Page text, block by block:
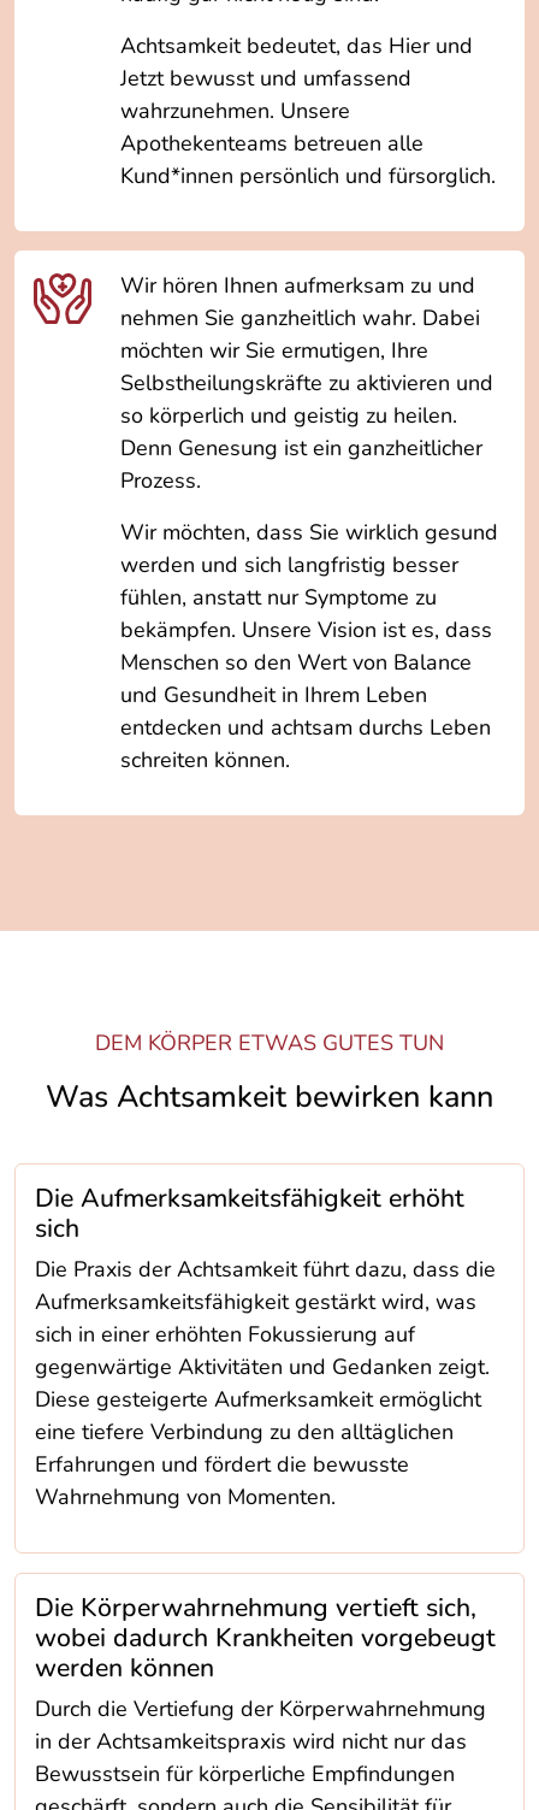
Achtsamkeit bedeutet, das Hier und
Jetzt bewusst und umfassend
wahrzunehmen. Unsere
Apothekenteams betreuen alle
Kund*innen persönlich und fürsorglich.
Wir hören Ihnen aufmerksam zu und
nehmen Sie ganzheitlich wahr. Dabei
möchten wir Sie ermutigen, Ihre
Selbstheilungskräfte zu aktivieren und
so körperlich und geistig zu heilen.
Denn Genesung ist ein ganzheitlicher
Prozess.
Wir möchten, dass Sie wirklich gesund
werden und sich langfristig besser
fühlen, anstatt nur Symptome zu
bekämpfen. Unsere Vision ist es, dass
Menschen so den Wert von Balance
und Gesundheit in Ihrem Leben
entdecken und achtsam durchs Leben
schreiten können.
DEM KÖRPER ETWAS GUTES TUN
Was Achtsamkeit bewirken kann
Die Aufmerksamkeitsfähigkeit erhöht
sich
Die Praxis der Achtsamkeit führt dazu, dass die
Aufmerksamkeitsfähigkeit gestärkt wird, was
sich in einer erhöhten Fokussierung auf
gegenwärtige Aktivitäten und Gedanken zeigt.
Diese gesteigerte Aufmerksamkeit ermöglicht
eine tiefere Verbindung zu den alltäglichen
Erfahrungen und fördert die bewusste
Wahrnehmung von Momenten.
Die Körperwahrnehmung vertieft sich,
wobei dadurch Krankheiten vorgebeugt
werden können
Durch die Vertiefung der Körperwahrnehmung
in der Achtsamkeitspraxis wird nicht nur das
Bewusstsein für körperliche Empfindungen